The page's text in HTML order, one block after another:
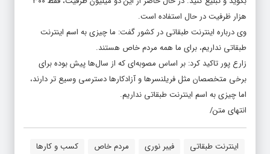
هزار ظرفیت در حال استفاده است.
وی درباره اینترنت طبقاتی در کشور گفت: ما چیزی به اسم اینترنت
طبقاتی نداریم، برای ما همه مردم خاص هستند.
زارع پور تاکید کرد: بر اساس مصوبه‌ای که از سال‌ها پیش بوده برای
برخی متخصصان مثل فریلنسرها و آزادکارها دسترسی وسیع تر دارند،
اما چیزی به اسم اینترنت طبقاتی نداریم.
انتهای متن/
اینترنت طبقاتی فیبر نوری مردم خاص کسب و کارها